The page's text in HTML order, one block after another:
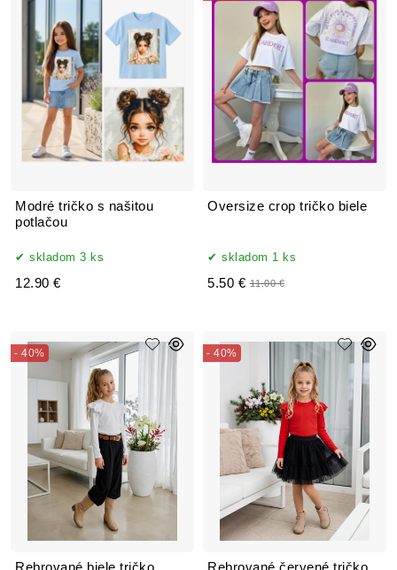
Modré tričko s našitou
potlačou
skladom 3 ks
12.90 €
Oversize crop tričko biele
skladom 1 ks
5.50 € 11.00 €
Rebrované biele tričko
- 40%
Rebrované červené tričko
- 40%